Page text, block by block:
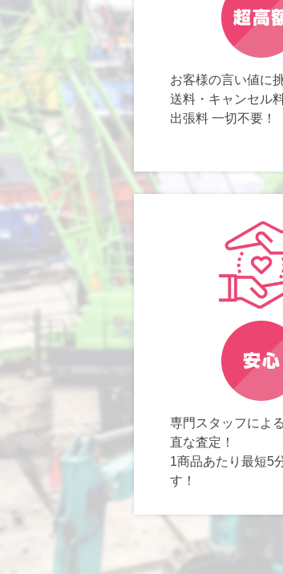
お客様の言い値に
送料・キャンセル
出張料 一切不要！
専門スタッフによ
直な査定！
1商品あたり最短5
す！